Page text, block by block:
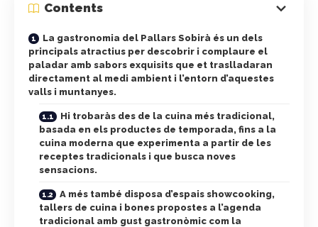
Contents
La gastronomia del Pallars Sobirà és un dels
principals atractius per descobrir i complaure el
paladar amb sabors exquisits que et traslladaran
directament al medi ambient i l’entorn d’aquestes
valls i muntanyes.
Hi trobaràs des de la cuina més tradicional,
basada en els productes de temporada, fins a la
cuina moderna que experimenta a partir de les
receptes tradicionals i que busca noves
sensacions.
A més també disposa d’espais showcooking,
tallers de cuina i bones propostes a l’agenda
tradicional amb gust gastronòmic com la